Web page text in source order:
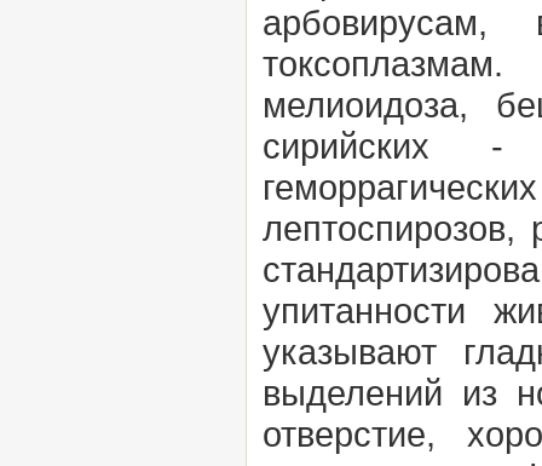
арбовирусам,
мелиоидоза,
сирийских -
упитанности
указывают
выделений из
отверстие,